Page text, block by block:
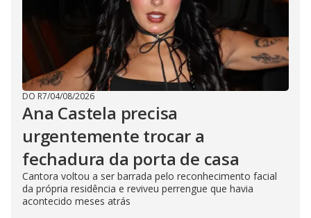
DO R7/04/08/2026
Ana Castela precisa
urgentemente trocar a
fechadura da porta de casa
Cantora voltou a ser barrada pelo reconhecimento facial
da própria residência e reviveu perrengue que havia
acontecido meses atrás